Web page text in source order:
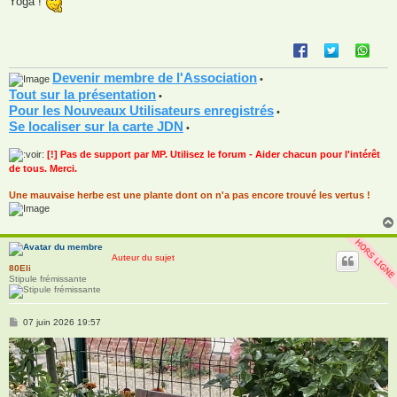
s
Devenir membre de l'Association •
Tout sur la présentation •
Pour les Nouveaux Utilisateurs enregistrés •
Se localiser sur la carte JDN •
[!] Pas de support par MP. Utilisez le forum - Aider chacun pour l'intérêt
de tous. Merci.
Une mauvaise herbe est une plante dont on n'a pas encore trouvé les vertus !
Auteur du sujet
80Eli
Stipule frémissante
M
s
s
a
g
e
07 juin 2026 19:57